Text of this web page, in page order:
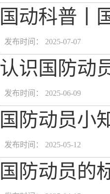
国动科普丨
发布时间： 2025-07-07
认识国防动
发布时间： 2025-06-09
国防动员小
发布时间： 2025-05-12
国防动员的